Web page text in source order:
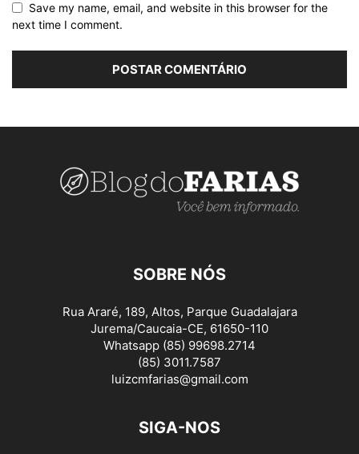
Save my name, email, and website in this browser for the
next time I comment.
SOBRE NÓS
Rua Araré, 189, Altos, Parque Guadalajara
Jurema/Caucaia-CE, 61650-110
Whatsapp (85) 99698.2714
(85) 3011.7587
luizcmfarias@gmail.com
SIGA-NOS